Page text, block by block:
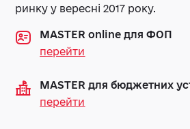
ринку у вересні 2017 року.
MASTER online для ФОП
перейти
MASTER для бюджетних
перейти